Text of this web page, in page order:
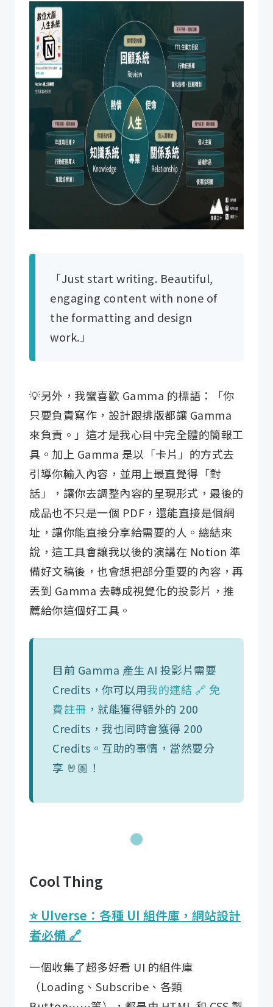
「Just start writing. Beautiful,
engaging content with none of
the formatting and design
work.」
💡另外，我蠻喜歡 Gamma 的標語：「你
只要負責寫作，設計跟排版都讓 Gamma
來負責。」這才是我心目中完全體的簡報工
具。加上 Gamma 是以「卡片」的方式去
引導你輸入內容，並用上最直覺得「對
話」，讓你去調整內容的呈現形式，最後的
成品也不只是一個 PDF，還能直接是個網
址，讓你能直接分享給需要的人。總結來
說，這工具會讓我以後的演講在 Notion 準
備好文稿後，也會想把部分重要的內容，再
丟到 Gamma 去轉成視覺化的投影片，推
薦給你這個好工具。
目前 Gamma 產生 AI 投影片需要
Credits，你可以用我的連結 🔗 免
費註冊 ，就能獲得額外的 200
Credits，我也同時會獲得 200
Credits。互助的事情，當然要分
享 🤘🏼！
Cool Thing
⭐️ UIverse：各種 UI 組件庫，網站設計
者必備 🔗
一個​收集了超多好看 UI 的組件庫
（Loading、Subscribe、各類